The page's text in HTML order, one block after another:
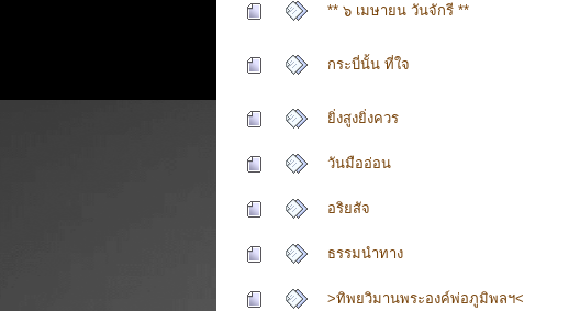
** ๖ เมษายน วันจักรี **
กระบี่นั้น ที่ใจ
ยิ่งสูงยิ่งควร
วันมืออ่อน
อริยสัจ
ธรรมนำทาง
>ทิพยวิมานพระองค์พ่อภูมิพลฯ<